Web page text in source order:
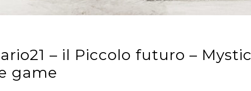
– il Piccolo futuro – Mystic
game